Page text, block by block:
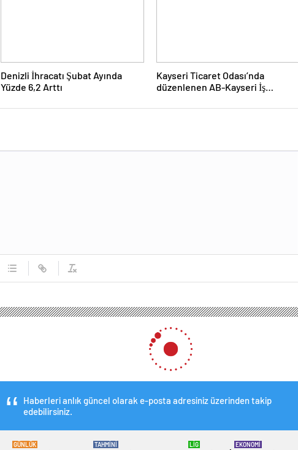
Denizli İhracatı Şubat Ayında
Yüzde 6,2 Arttı
Kayseri Ticaret Odası’nda
düzenlenen AB-Kayseri İş
dijitalleşme vurgusu yapıldı
Haberleri anlık güncel olarak e-posta adresiniz üzerinden takip
edebilirsiniz.
GÜNLÜK TAHMİNİ LİG EKONOMİ